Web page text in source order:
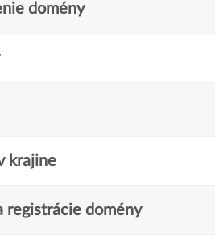
domény
krajine
registrácie domény